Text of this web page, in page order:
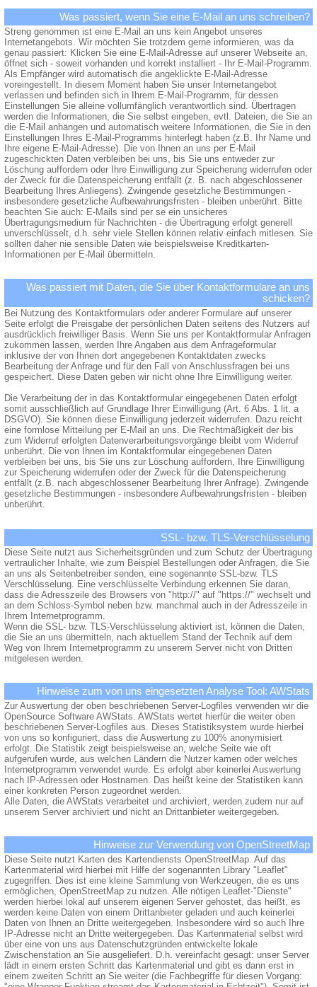
Was passiert, wenn Sie eine E-Mail an uns schreiben?
Streng genommen ist eine E-Mail an uns kein Angebot unseres
Internetangebots. Wir möchten Sie trotzdem gerne informieren, was da
genau passiert: Klicken Sie eine E-Mail-Adresse auf unserer Webseite an,
öffnet sich - soweit vorhanden und korrekt installiert - Ihr E-Mail-Programm.
Als Empfänger wird automatisch die angeklickte E-Mail-Adresse
voreingestellt. In diesem Moment haben Sie unser Internetangebot
verlassen und befinden sich in Ihrem E-Mail-Programm, für dessen
Einstellungen Sie alleine vollumfänglich verantwortlich sind. Übertragen
werden die Informationen, die Sie selbst eingeben, evtl. Dateien, die Sie an
die E-Mail anhängen und automatisch weitere Informationen, die Sie in den
Einstellungen Ihres E-Mail-Programms hinterlegt haben (z.B. Ihr Name und
Ihre eigene E-Mail-Adresse). Die von Ihnen an uns per E-Mail
zugeschickten Daten verbleiben bei uns, bis Sie uns entweder zur
Löschung auffordern oder Ihre Einwilligung zur Speicherung widerrufen oder
der Zweck für die Datenspeicherung entfällt (z. B. nach abgeschlossener
Bearbeitung Ihres Anliegens). Zwingende gesetzliche Bestimmungen -
insbesondere gesetzliche Aufbewahrungsfristen - bleiben unberührt. Bitte
beachten Sie auch: E-Mails sind per se ein unsicheres
Übertragungsmedium für Nachrichten - die Übertragung erfolgt generell
unverschlüsselt, d.h. sehr viele Stellen können relativ einfach mitlesen. Sie
sollten daher nie sensible Daten wie beispielsweise Kreditkarten-
Informationen per E-Mail übermitteln.
Was passiert mit Daten, die Sie über Kontaktformulare an uns
schicken?
Bei Nutzung des Kontaktformulars oder anderer Formulare auf unserer
Seite erfolgt die Preisgabe der persönlichen Daten seitens des Nutzers auf
ausdrücklich freiwilliger Basis. Wenn Sie uns per Kontaktformular Anfragen
zukommen lassen, werden Ihre Angaben aus dem Anfrageformular
inklusive der von Ihnen dort angegebenen Kontaktdaten zwecks
Bearbeitung der Anfrage und für den Fall von Anschlussfragen bei uns
gespeichert. Diese Daten geben wir nicht ohne Ihre Einwilligung weiter.
Die Verarbeitung der in das Kontaktformular eingegebenen Daten erfolgt
somit ausschließlich auf Grundlage Ihrer Einwilligung (Art. 6 Abs. 1 lit. a
DSGVO). Sie können diese Einwilligung jederzeit widerrufen. Dazu reicht
eine formlose Mitteilung per E-Mail an uns. Die Rechtmäßigkeit der bis
zum Widerruf erfolgten Datenverarbeitungsvorgänge bleibt vom Widerruf
unberührt. Die von Ihnen im Kontaktformular eingegebenen Daten
verbleiben bei uns, bis Sie uns zur Löschung auffordern, Ihre Einwilligung
zur Speicherung widerrufen oder der Zweck für die Datenspeicherung
entfällt (z.B. nach abgeschlossener Bearbeitung Ihrer Anfrage). Zwingende
gesetzliche Bestimmungen - insbesondere Aufbewahrungsfristen - bleiben
unberührt.
SSL- bzw. TLS-Verschlüsselung
Diese Seite nutzt aus Sicherheitsgründen und zum Schutz der Übertragung
vertraulicher Inhalte, wie zum Beispiel Bestellungen oder Anfragen, die Sie
an uns als Seitenbetreiber senden, eine sogenannte SSL-bzw. TLS
Verschlüsselung. Eine verschlüsselte Verbindung erkennen Sie daran,
dass die Adresszeile des Browsers von "http://" auf "https://" wechselt und
an dem Schloss-Symbol neben bzw. manchmal auch in der Adresszeile in
Ihrem Internetprogramm.
Wenn die SSL- bzw. TLS-Verschlüsselung aktiviert ist, können die Daten,
die Sie an uns übermitteln, nach aktuellem Stand der Technik auf dem
Weg von Ihrem Internetprogramm zu unserem Server nicht von Dritten
mitgelesen werden.
Hinweise zum von uns eingesetzten Analyse Tool: AWStats
Zur Auswertung der oben beschriebenen Server-Logfiles verwenden wir die
OpenSource Software AWStats. AWStats wertet hierfür die weiter oben
beschriebenen Server-Logfiles aus. Dieses Statistiksystem wurde hierbei
von uns so konfiguriert, dass die Auswertung zu 100% anonymisiert
erfolgt. Die Statistik zeigt beispielsweise an, welche Seite wie oft
aufgerufen wurde, aus welchen Ländern die Nutzer kamen oder welches
Internetprogramm verwendet wurde. Es erfolgt aber keinerlei Auswertung
nach IP-Adressen oder Hostnamen. Das heißt keine der Statistiken kann
einer konkreten Person zugeordnet werden.
Alle Daten, die AWStats verarbeitet und archiviert, werden zudem nur auf
unserem Server archiviert und nicht an Drittanbieter weitergegeben.
Hinweise zur Verwendung von OpenStreetMap
Diese Seite nutzt Karten des Kartendiensts OpenStreetMap. Auf das
Kartenmaterial wird hierbei mit Hilfe der sogenannten Library "Leaflet"
zugegriffen. Dies ist eine kleine Sammlung von Werkzeugen, die es uns
ermöglichen, OpenStreetMap zu nutzen. Alle nötigen Leaflet-"Dienste"
werden hierbei lokal auf unserem eigenen Server gehostet, das heißt, es
werden keine Daten von einem Drittanbieter geladen und auch keinerlei
Daten von Ihnen an Dritte weitergegeben. Insbesondere wird so auch Ihre
IP-Adresse nicht an Dritte weitergegeben. Das Kartenmaterial selbst wird
über eine von uns aus Datenschutzgründen entwickelte lokale
Zwischenstation an Sie ausgeliefert. D.h. vereinfacht gesagt: unser Server
lädt in einem ersten Schritt das Kartenmaterial und gibt es dann erst in
einem zweiten Schritt an Sie weiter (die Fachbegriffe für diesen Vorgang: